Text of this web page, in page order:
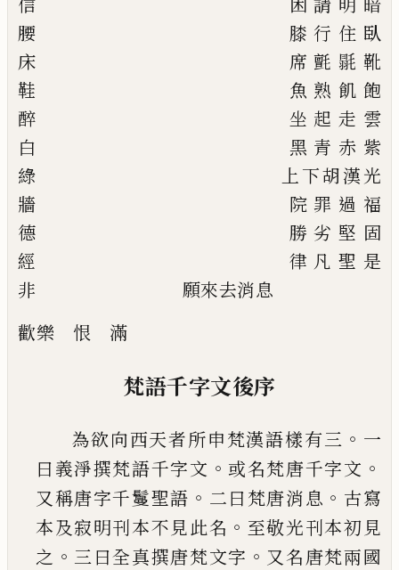
信 困請 明 暗
腰
膝行 住 臥
床
席氈 毾 靴
鞋
魚 熟 飢 飽
醉
坐 起 走 雲
白
黑 青 赤 紫
綠
上下胡漢光
牆
院 罪 過 福
德
勝劣 堅 固
經
律 凡 聖 是
非
願來去消息
歡樂
恨 滿
梵語千字文後序
為欲向西天者所申梵漢語樣有三 。 一
曰義淨撰梵語千字文 。 或名梵唐千字文 。
又稱唐字千鬘聖語 。 二曰梵唐消息 。 古寫
本及寂明刊本不見此名 。 至敬光刊本初見
之 。 三曰全真撰唐梵文字 。 又名唐梵兩國